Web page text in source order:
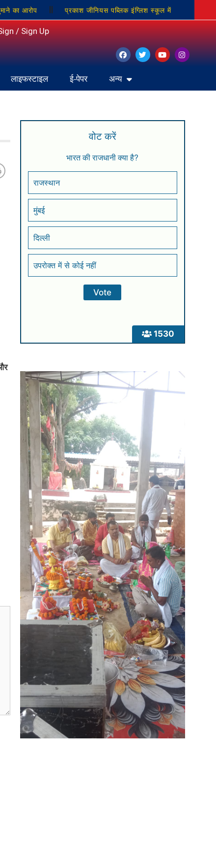
का आरोप प्रकाश जीनियस पब्लिक इंग्लिश स्कूल में
चतुर्वेदी को कल दी जाएगी श्रद्धांजलि कलेक्ट्रेट परिसर में
/ Sign Up
लाइफस्टाइल ई-पेपर अन्य
1530
वोट करें
भारत की राजधानी क्या है?
राजस्थान
मुंबई
दिल्ली
उपरोक्त में से कोई नहीं